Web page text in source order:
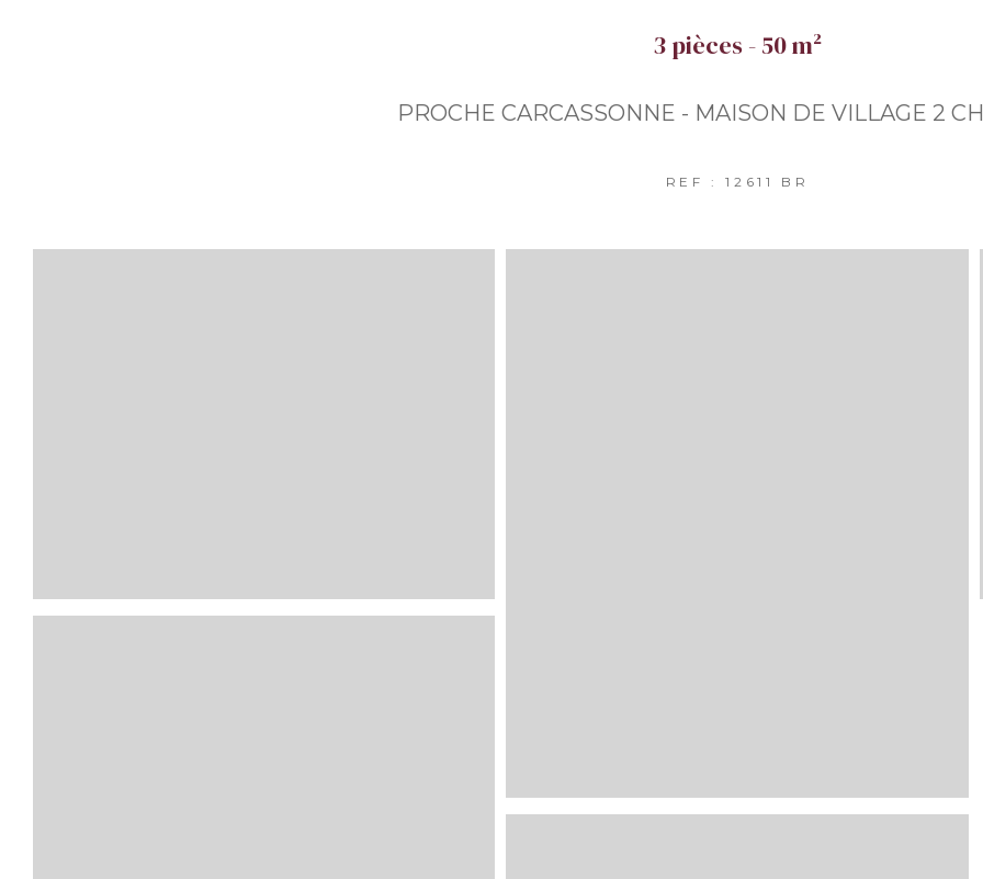
3 pièces - 50 m²
PROCHE CARCASSONNE - MAISON DE VILLAGE 2
REF : 12611 BR